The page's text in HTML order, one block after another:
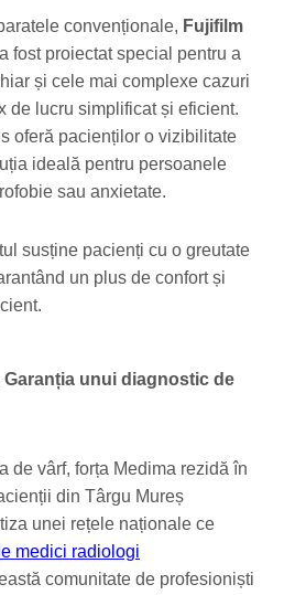
convenționale, Fujifilm
a fost proiectat special pentru a
și cele mai complexe cazuri
de lucru simplificat și eficient.
oferă pacienților o vizibilitate
ideală pentru persoanele
sau anxietate.
susține pacienți cu o greutate
un plus de confort și
Garanția unui diagnostic de
de vârf, forța Medima rezidă în
din Târgu Mureș
unei rețele naționale ce
medici radiologi
comunitate de profesioniști